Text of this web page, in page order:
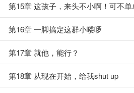
第15章 这孩子，来头不小啊！可不
第16章 一脚搞定这群小喽啰
第17章 就他，能行？
第18章 从现在开始，给我shut up